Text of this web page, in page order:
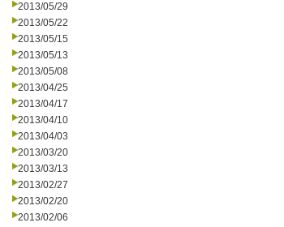
2013/05/29
2013/05/22
2013/05/15
2013/05/13
2013/05/08
2013/04/25
2013/04/17
2013/04/10
2013/04/03
2013/03/20
2013/03/13
2013/02/27
2013/02/20
2013/02/06